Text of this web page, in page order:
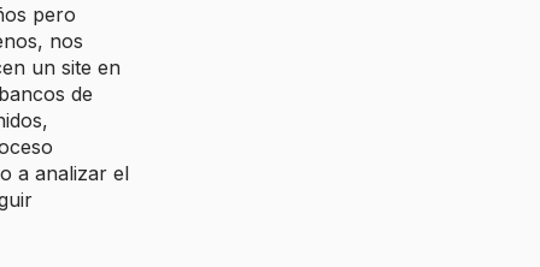
pero
nos
un site en
de
a analizar el